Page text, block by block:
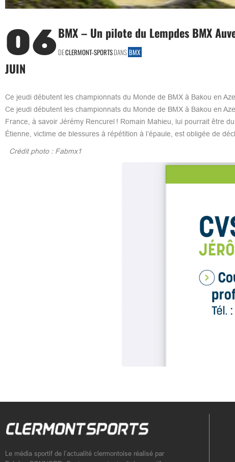
06
JUIN
BMX – Un pilote du Lempdes BMX
DECLERMONT-SPORTSDANS BMX
Ce jeudi débutent les championnats du Monde de BMX à Bakou en
Ce jeudi débutent les championnats du Monde de BMX à Bakou en
France, à savoir Jérémy Rencurel ! Romain Mahieu, lui pourrait être
Étienne, victime de blessures à répétition à l’épaule, est obligée de
Crédit photo : Fabmx1
Le média sportif de l’actualité clermontoise réalisé par